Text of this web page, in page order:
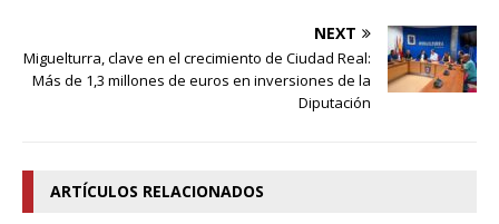
NEXT
Miguelturra, clave en el crecimiento de Ciudad Real:
Más de 1,3 millones de euros en inversiones de la
Diputación
ARTÍCULOS RELACIONADOS